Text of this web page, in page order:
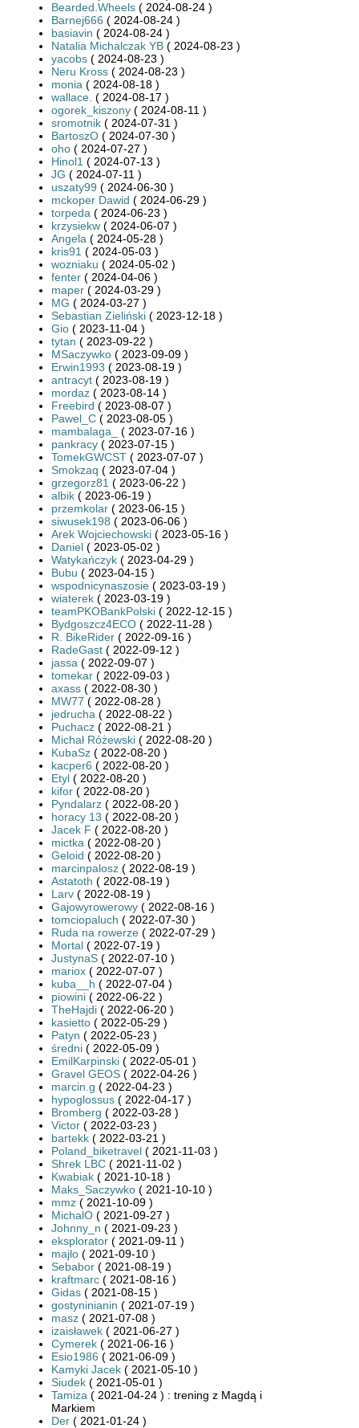
Bearded.Wheels ( 2024-08-24 )
Barnej666 ( 2024-08-24 )
basiavin ( 2024-08-24 )
Natalia Michalczak YB ( 2024-08-23 )
yacobs ( 2024-08-23 )
Neru Kross ( 2024-08-23 )
monia ( 2024-08-18 )
wallace. ( 2024-08-17 )
ogorek_kiszony ( 2024-08-11 )
sromotnik ( 2024-07-31 )
BartoszO ( 2024-07-30 )
oho ( 2024-07-27 )
Hinol1 ( 2024-07-13 )
JG ( 2024-07-11 )
uszaty99 ( 2024-06-30 )
mckoper Dawid ( 2024-06-29 )
torpeda ( 2024-06-23 )
krzysiekw ( 2024-06-07 )
Angela ( 2024-05-28 )
kris91 ( 2024-05-03 )
wozniaku ( 2024-05-02 )
fenter ( 2024-04-06 )
maper ( 2024-03-29 )
MG ( 2024-03-27 )
Sebastian Zieliński ( 2023-12-18 )
Gio ( 2023-11-04 )
tytan ( 2023-09-22 )
MSaczywko ( 2023-09-09 )
Erwin1993 ( 2023-08-19 )
antracyt ( 2023-08-19 )
mordaz ( 2023-08-14 )
Freebird ( 2023-08-07 )
Pawel_C ( 2023-08-05 )
mambalaga_
( 2023-07-16 )
pankracy ( 2023-07-15 )
TomekGWCST ( 2023-07-07 )
Smokzaq ( 2023-07-04 )
grzegorz81 ( 2023-06-22 )
albik ( 2023-06-19 )
przemkolar ( 2023-06-15 )
siwusek198 ( 2023-06-06 )
Arek Wojciechowski ( 2023-05-16 )
Daniel ( 2023-05-02 )
Watykańczyk ( 2023-04-29 )
Bubu ( 2023-04-15 )
wspodnicynaszosie ( 2023-03-19 )
wiaterek ( 2023-03-19 )
teamPKOBankPolski ( 2022-12-15 )
Bydgoszcz4ECO ( 2022-11-28 )
R. BikeRider ( 2022-09-16 )
RadeGast ( 2022-09-12 )
jassa ( 2022-09-07 )
tomekar ( 2022-09-03 )
axass ( 2022-08-30 )
MW77 ( 2022-08-28 )
jedrucha ( 2022-08-22 )
Puchacz ( 2022-08-21 )
Michał Różewski ( 2022-08-20 )
KubaSz ( 2022-08-20 )
kacper6 ( 2022-08-20 )
Etyl ( 2022-08-20 )
kifor ( 2022-08-20 )
Pyndalarz ( 2022-08-20 )
horacy 13 ( 2022-08-20 )
Jacek F ( 2022-08-20 )
mictka ( 2022-08-20 )
Geloid ( 2022-08-20 )
marcinpalosz ( 2022-08-19 )
Astatoth ( 2022-08-19 )
Larv ( 2022-08-19 )
Gajowyrowerowy ( 2022-08-16 )
tomciopaluch ( 2022-07-30 )
Ruda na rowerze ( 2022-07-29 )
Mortal ( 2022-07-19 )
JustynaS ( 2022-07-10 )
mariox ( 2022-07-07 )
kuba__h ( 2022-07-04 )
piowini ( 2022-06-22 )
TheHajdi ( 2022-06-20 )
kasietto ( 2022-05-29 )
Patyn ( 2022-05-23 )
średni ( 2022-05-09 )
EmilKarpinski ( 2022-05-01 )
Gravel GEOS ( 2022-04-26 )
marcin.g ( 2022-04-23 )
hypoglossus ( 2022-04-17 )
Bromberg ( 2022-03-28 )
Victor ( 2022-03-23 )
bartekk ( 2022-03-21 )
Poland_biketravel ( 2021-11-03 )
Shrek LBC ( 2021-11-02 )
Kwabiak ( 2021-10-18 )
Maks_Saczywko ( 2021-10-10 )
mmz ( 2021-10-09 )
MichalO ( 2021-09-27 )
Johnny_n ( 2021-09-23 )
eksplorator ( 2021-09-11 )
majlo ( 2021-09-10 )
Sebabor ( 2021-08-19 )
kraftmarc ( 2021-08-16 )
Gidas ( 2021-08-15 )
gostyninianin ( 2021-07-19 )
masz ( 2021-07-08 )
izaisławek ( 2021-06-27 )
Cymerek ( 2021-06-16 )
Esio1986 ( 2021-06-09 )
Kamyki Jacek ( 2021-05-10 )
Siudek ( 2021-05-01 )
Tamiza ( 2021-04-24 ) : trening z Magdą i
Markiem
Der ( 2021-01-24 )